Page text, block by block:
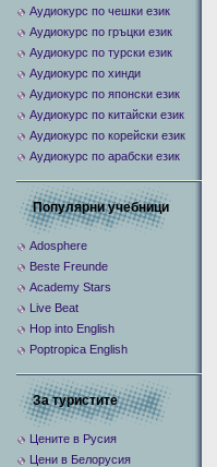
Аудиокурс по чешки език
Аудиокурс по гръцки език
Аудиокурс по турски език
Аудиокурс по хинди
Аудиокурс по японски език
Аудиокурс по китайски език
Аудиокурс по корейски език
Аудиокурс по арабски език
Популярни учебници
Adosphere
Beste Freunde
Academy Stars
Live Beat
Hop into English
Poptropica English
За туристите
Цените в Русия
Цени в Белорусия